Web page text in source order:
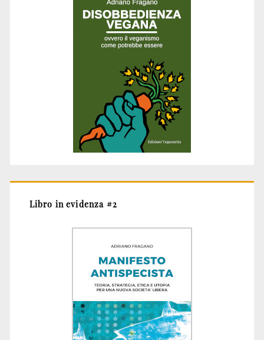
Libro in evidenza #2